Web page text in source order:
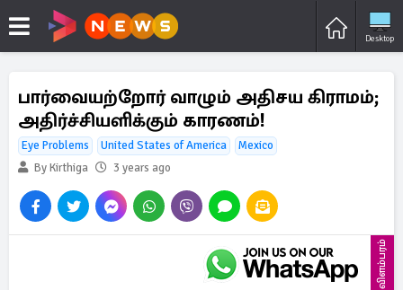
Desktop
பார்வையற்றோர் வாழும் அதிசய கிராமம்;
அதிர்ச்சியளிக்கும் காரணம்!
Eye Problems United States of America
Mexico
By Kirthiga
3 years ago
விளம்பரம்